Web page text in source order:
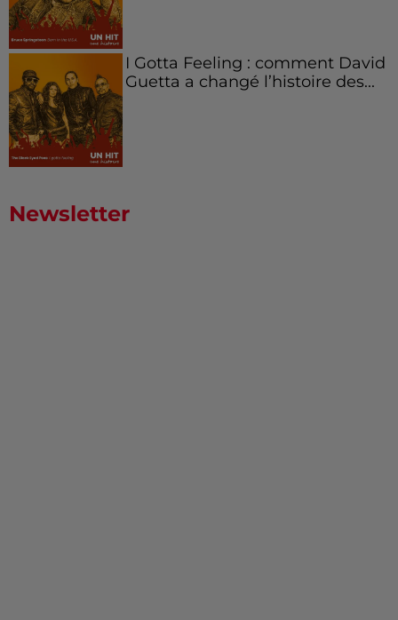
I Gotta Feeling : comment David
Guetta a changé l’histoire des...
Newsletter